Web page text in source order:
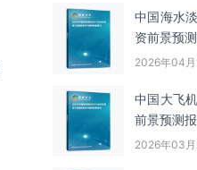
中国海水
资前景预
2026年04月
中国大飞
前景预测
2026年03月